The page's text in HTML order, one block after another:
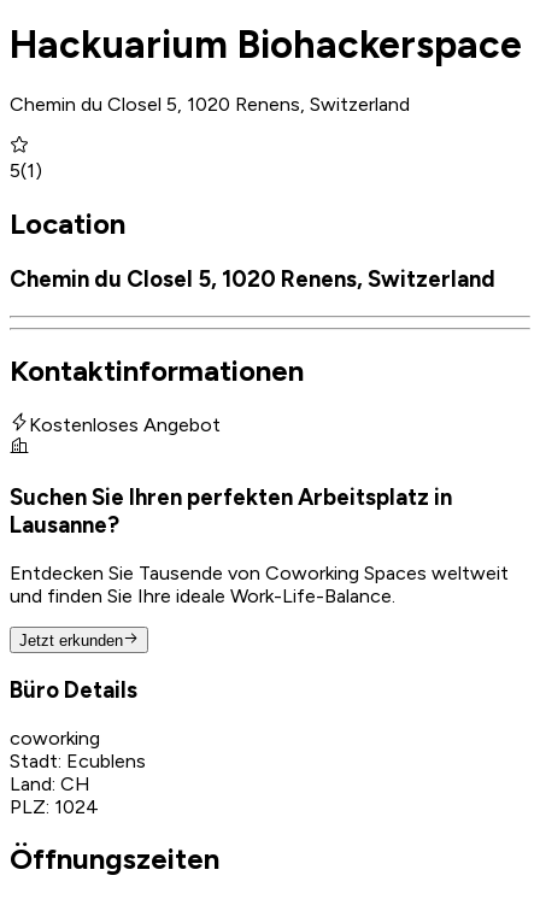
Hackuarium Biohackerspace
Chemin du Closel 5, 1020 Renens, Switzerland
5(1)
Location
Chemin du Closel 5, 1020 Renens, Switzerland
Kontaktinformationen
Kostenloses Angebot
Suchen Sie Ihren perfekten Arbeitsplatz in
Lausanne?
Entdecken Sie Tausende von Coworking Spaces weltweit
und finden Sie Ihre ideale Work-Life-Balance.
Jetzt erkunden
Büro Details
coworking
Stadt: Ecublens
Land: CH
PLZ: 1024
Öffnungszeiten